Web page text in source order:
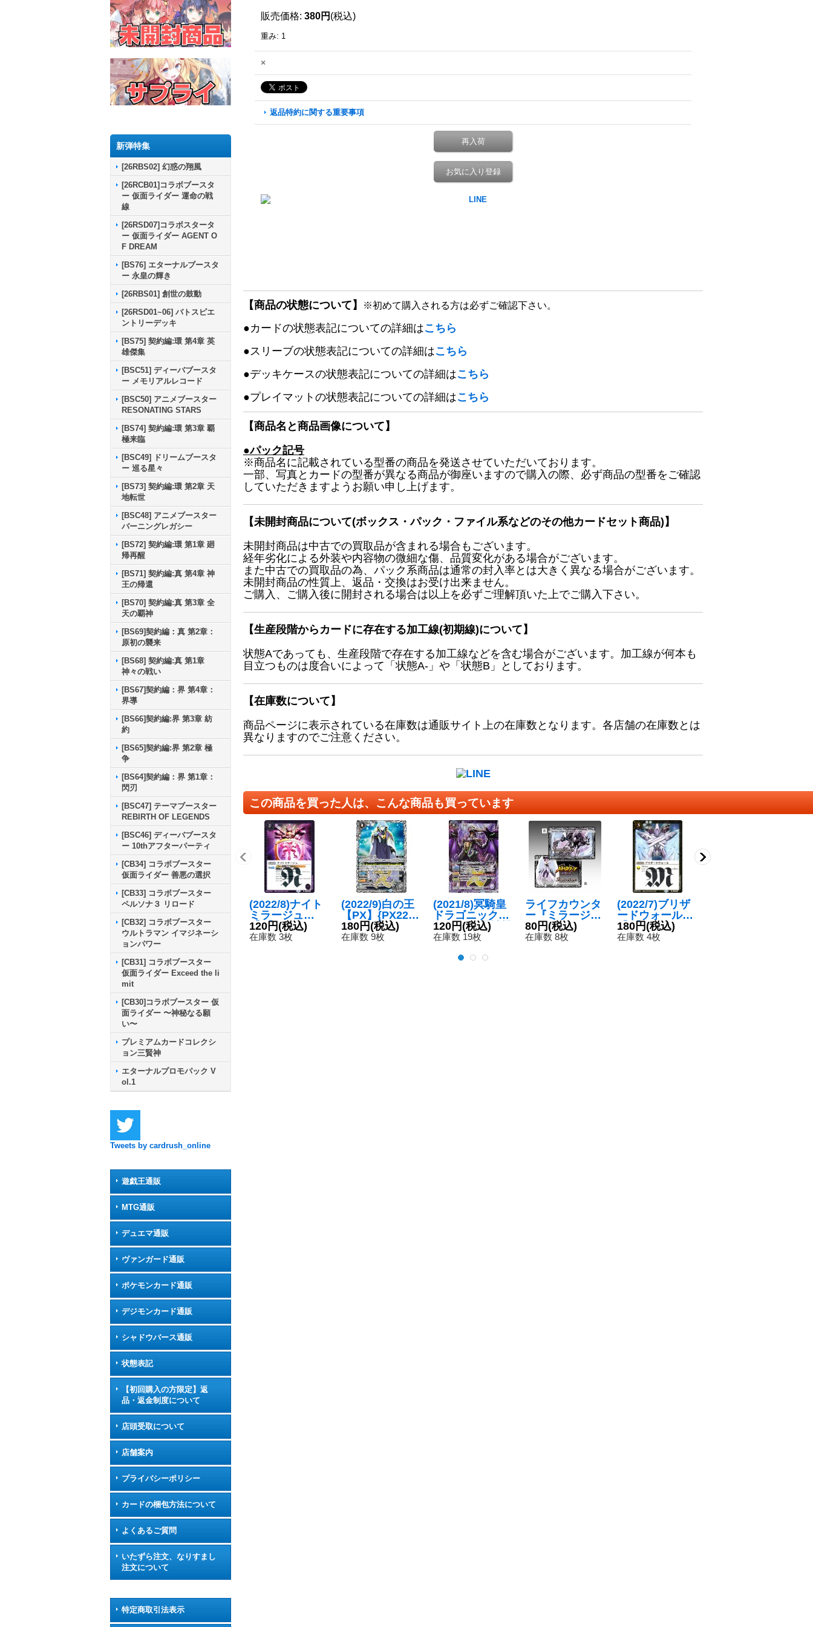
新弾特集
[26RBS02] 幻惑の翔風
[26RCB01]コラボブースタ
ー 仮面ライダー 運命の戦
線
[26RSD07]コラボスタータ
ー 仮面ライダー AGENT O
F DREAM
[BS76] エターナルブースタ
ー 永皇の輝き
[26RBS01] 創世の鼓動
[26RSD01~06] バトスピエ
ントリーデッキ
[BS75] 契約編:環 第4章 英
雄傑集
[BSC51] ディーバブースタ
ー メモリアルレコード
[BSC50] アニメブースター
RESONATING STARS
[BS74] 契約編:環 第3章 覇
極来臨
[BSC49] ドリームブースタ
ー 巡る星々
[BS73] 契約編:環 第2章 天
地転世
[BSC48] アニメブースター
バーニングレガシー
[BS72] 契約編:環 第1章 廻
帰再醒
[BS71] 契約編:真 第4章 神
王の帰還
[BS70] 契約編:真 第3章 全
天の覇神
[BS69]契約編：真 第2章：
原初の襲来
[BS68] 契約編:真 第1章
神々の戦い
[BS67]契約編：界 第4章：
界導
[BS66]契約編:界 第3章 紡
約
[BS65]契約編:界 第2章 極
争
[BS64]契約編：界 第1章：
閃刃
[BSC47] テーマブースター
REBIRTH OF LEGENDS
[BSC46] ディーバブースタ
ー 10thアフターパーティ
[CB34] コラボブースター
仮面ライダー 善悪の選択
[CB33] コラボブースター
ペルソナ３ リロード
[CB32] コラボブースター
ウルトラマン イマジネーシ
ョンパワー
[CB31] コラボブースター
仮面ライダー Exceed the li
mit
[CB30]コラボブースター 仮
面ライダー 〜神秘なる願
い〜
プレミアムカードコレクシ
ョン三賢神
エターナルプロモパック V
ol.1
Tweets by cardrush_online
遊戯王通販
MTG通販
デュエマ通販
ヴァンガード通販
ポケモンカード通販
デジモンカード通販
シャドウバース通販
状態表記
【初回購入の方限定】返
品・返金制度について
店頭受取について
店舗案内
プライバシーポリシー
カードの梱包方法について
よくあるご質問
いたずら注文、なりすまし
注文について
特定商取引法表示
販売価格: 380円 (税込)
重み: 1
×
返品特約に関する重要事項
再入荷
お気に入り登録
【商品の状態について】 ※初めて購入される方は必ずご確認下さい。
●カードの状態表記についての詳細はこちら
●スリーブの状態表記についての詳細はこちら
●デッキケースの状態表記についての詳細はこちら
●プレイマットの状態表記についての詳細はこちら
【商品名と商品画像について】
●パック記号
※商品名に記載されている型番の商品を発送させていただいております。
一部、写真とカードの型番が異なる商品が御座いますので購入の際、必ず商品の型番をご確認
していただきますようお願い申し上げます。
【未開封商品について(ボックス・パック・ファイル系などのその他カードセット商品)】
未開封商品は中古での買取品が含まれる場合もございます。
経年劣化による外装や内容物の微細な傷、品質変化がある場合がございます。
また中古での買取品の為、パック系商品は通常の封入率とは大きく異なる場合がございます。
未開封商品の性質上、返品・交換はお受け出来ません。
ご購入、ご購入後に開封される場合は以上を必ずご理解頂いた上でご購入下さい。
【生産段階からカードに存在する加工線(初期線)について】
状態Aであっても、生産段階で存在する加工線などを含む場合がございます。加工線が何本も
目立つものは度合いによって「状態A-」や「状態B」としております。
【在庫数について】
商品ページに表示されている在庫数は通販サイト上の在庫数となります。各店舗の在庫数とは
異なりますのでご注意ください。
この商品を買った人は、こんな商品も買っています
(2022/8)ナイト
ミラージュ
【R】{SD60-00
8}《紫》
120円(税込)
在庫数 3枚
(2022/9)白の王
【PX】{PX22-0
1}《白》
180円(税込)
在庫数 9枚
(2021/8)冥騎皇
ドラゴニック・
アーサー/翼神機
グラン・ウォー
【転醒X】{SD6
120円(税込)
在庫数 19枚
ライフカウンタ
ー『ミラージュ
(メンバーズカー
ドデザイン)』
80円(税込)
在庫数 8枚
(2022/7)ブリザ
ードウォール
【R】{SD01-03
9}《白》
180円(税込)
在庫数 4枚